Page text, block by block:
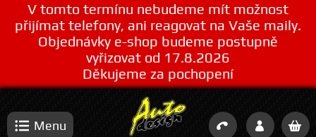
V tomto termínu nebudeme mít možnost
přijímat telefony, ani reagovat na Vaše maily.
Objednávky e-shop budeme postupně
vyřizovat od 17.8.2026
Děkujeme za pochopení
Menu